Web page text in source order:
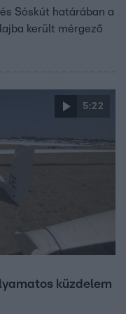
Sóskút határában a
került mérgező
5:22
küzdelem